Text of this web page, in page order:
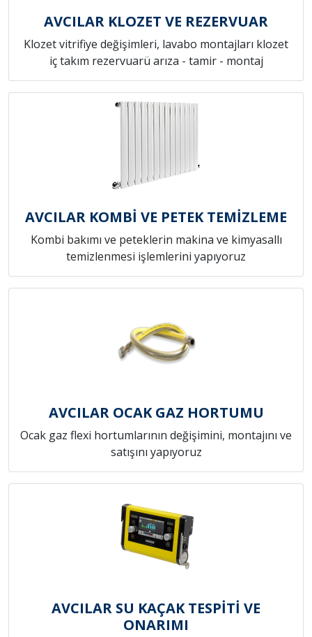
AVCILAR KLOZET VE REZERVUAR
Klozet vitrifiye değişimleri, lavabo montajları klozet
iç takım rezervuarü arıza - tamir - montaj
AVCILAR KOMBİ VE PETEK TEMİZLEME
Kombi bakımı ve peteklerin makina ve kimyasallı
temizlenmesi işlemlerini yapıyoruz
AVCILAR OCAK GAZ HORTUMU
Ocak gaz flexi hortumlarının değişimini, montajını ve
satışını yapıyoruz
AVCILAR SU KAÇAK TESPİTİ VE
ONARIMI